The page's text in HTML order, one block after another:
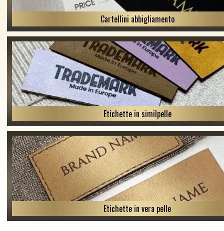
Cartellini abbigliamento
Etichette in similpelle
Etichette in vera pelle